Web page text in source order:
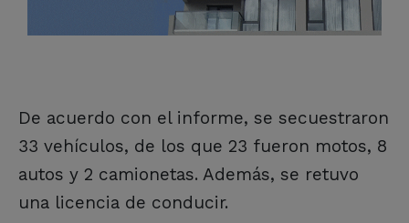
De acuerdo con el informe, se secuestraron
33 vehículos, de los que 23 fueron motos, 8
autos y 2 camionetas. Además, se retuvo
una licencia de conducir.